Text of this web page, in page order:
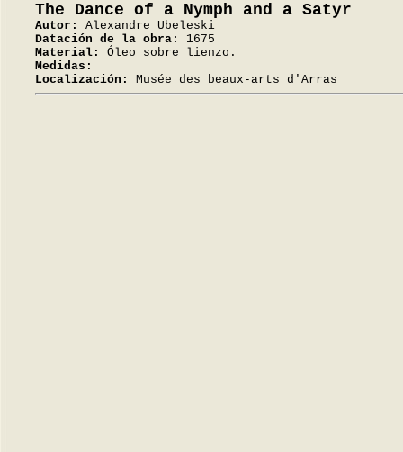
The Dance of a Nymph and a Satyr
Autor:
Alexandre Ubeleski
Datación de la obra:
1675
Material:
Óleo sobre lienzo.
Medidas:
Localización:
Musée des beaux-arts d'Arras